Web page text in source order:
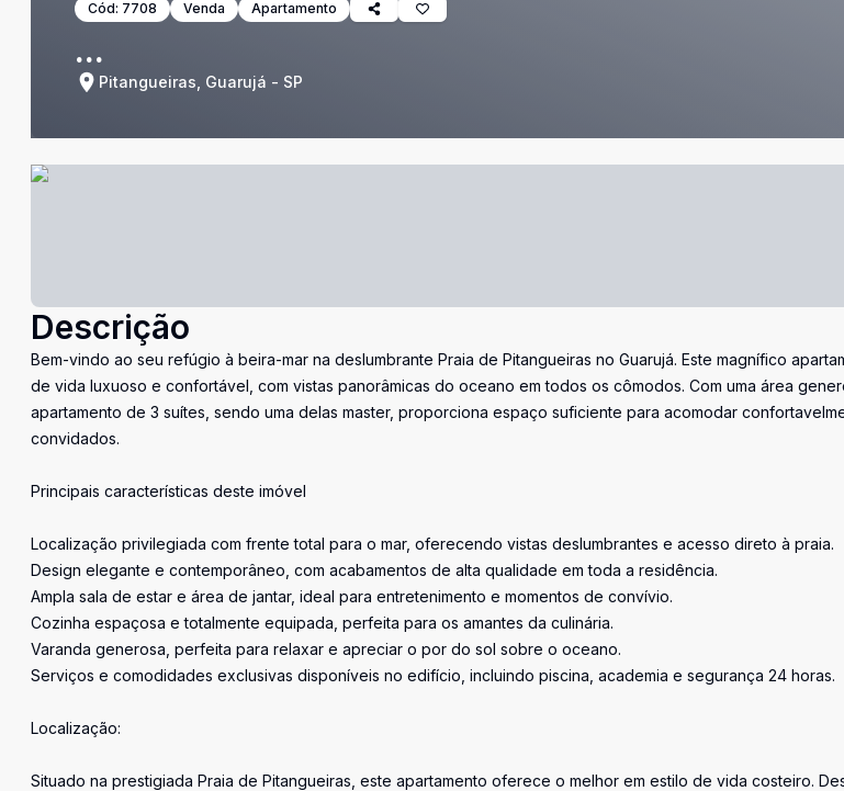
Cód: 7708 Venda Apartamento
...
Pitangueiras, Guarujá - SP
Descrição
Bem-vindo ao seu refúgio à beira-mar na deslumbrante Praia de Pitangueiras no Guarujá. Este magnífico
de vida luxuoso e confortável, com vistas panorâmicas do oceano em todos os cômodos. Com uma área
apartamento de 3 suítes, sendo uma delas master, proporciona espaço suficiente para acomodar
convidados.
Principais características deste imóvel
Localização privilegiada com frente total para o mar, oferecendo vistas deslumbrantes e acesso direto à praia.
Design elegante e contemporâneo, com acabamentos de alta qualidade em toda a residência.
Ampla sala de estar e área de jantar, ideal para entretenimento e momentos de convívio.
Cozinha espaçosa e totalmente equipada, perfeita para os amantes da culinária.
Varanda generosa, perfeita para relaxar e apreciar o por do sol sobre o oceano.
Serviços e comodidades exclusivas disponíveis no edifício, incluindo piscina, academia e segurança 24 horas.
Localização:
Situado na prestigiada Praia de Pitangueiras, este apartamento oferece o melhor em estilo de vida costeiro.